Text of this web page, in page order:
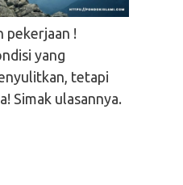
pekerjaan !
yang
tetapi
Simak ulasannya.